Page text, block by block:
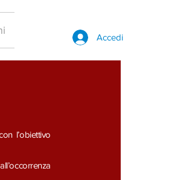
Accedi
l’obiettivo